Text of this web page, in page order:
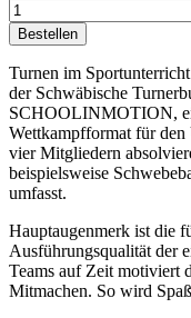
Turnen im
der Schwäbische
SCHOOLINMOTION,
Wettkampfformat für
vier Mitgliedern
beispielsweise
umfasst.
Hauptaugenmerk ist die
Ausführungsqualität der
Teams auf Zeit motiviert
Mitmachen. So wird